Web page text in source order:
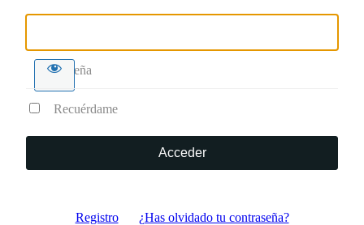
Contraseña
Recuérdame
Registro ¿Has olvidado tu contraseña?